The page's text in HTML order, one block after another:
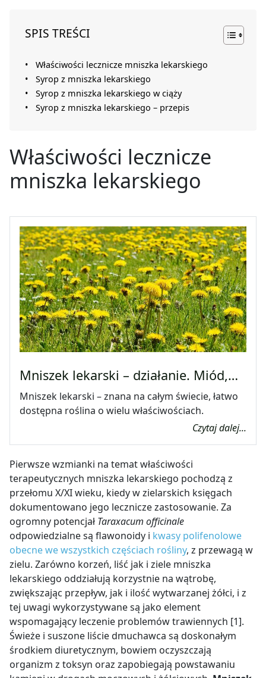
SPIS TREŚCI
Właściwości lecznicze mniszka lekarskiego
Syrop z mniszka lekarskiego
Syrop z mniszka lekarskiego w ciąży
Syrop z mniszka lekarskiego – przepis
Właściwości lecznicze
mniszka lekarskiego
Mniszek lekarski – działanie. Miód,…
Mniszek lekarski – znana na całym świecie, łatwo
dostępna roślina o wielu właściwościach.
Czytaj dalej...
Pierwsze wzmianki na temat właściwości
terapeutycznych mniszka lekarskiego pochodzą z
przełomu X/XI wieku, kiedy w zielarskich księgach
dokumentowano jego lecznicze zastosowanie. Za
ogromny potencjał Taraxacum officinale
odpowiedzialne są flawonoidy i kwasy polifenolowe
obecne we wszystkich częściach rośliny, z przewagą w
zielu. Zarówno korzeń, liść jak i ziele mniszka
lekarskiego oddziałują korzystnie na wątrobę,
zwiększając przepływ, jak i ilość wytwarzanej żółci, i z
tej uwagi wykorzystywane są jako element
wspomagający leczenie problemów trawiennych [1].
Świeże i suszone liście dmuchawca są doskonałym
środkiem diuretycznym, bowiem oczyszczają
organizm z toksyn oraz zapobiegają powstawaniu